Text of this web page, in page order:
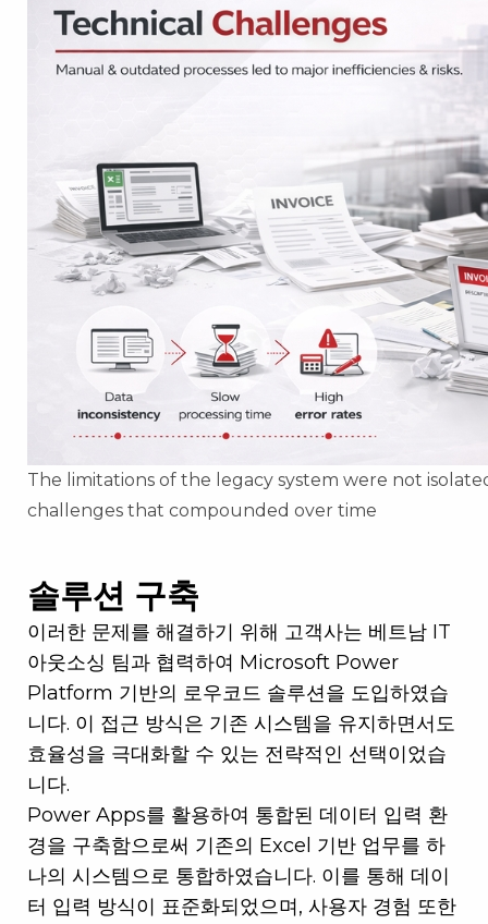
The limitations of the legacy system were not
challenges that compounded over time
솔루션 구축
이러한 문제를 해결하기 위해 고객사는 베트남 IT
아웃소싱 팀과 협력하여 Microsoft Power
Platform 기반의 로우코드 솔루션을 도입하였습
니다. 이 접근 방식은 기존 시스템을 유지하면서도
효율성을 극대화할 수 있는 전략적인 선택이었습
니다.
Power Apps를 활용하여 통합된 데이터 입력 환
경을 구축함으로써 기존의 Excel 기반 업무를 하
나의 시스템으로 통합하였습니다. 이를 통해 데이
터 입력 방식이 표준화되었으며, 사용자 경험 또한